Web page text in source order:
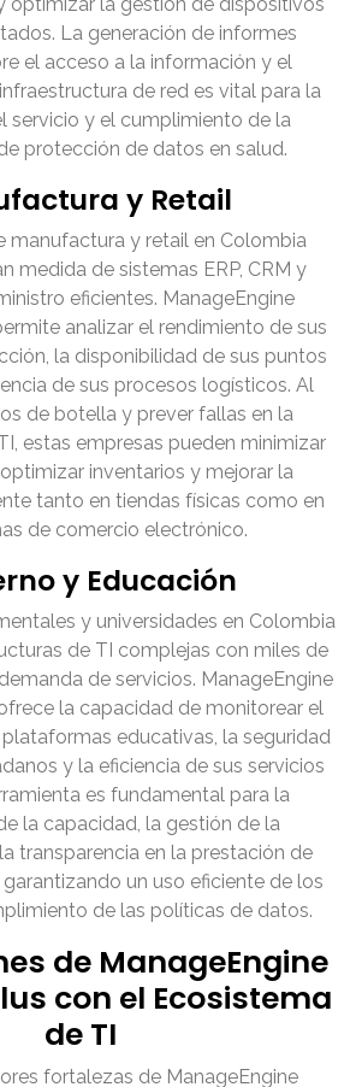
La generación de informes
el acceso a la información y el
de red es vital para la
servicio y el cumplimiento de la
protección de datos en salud.
y Retail
manufactura y retail en Colombia
medida de sistemas ERP, CRM y
eficientes. ManageEngine
analizar el rendimiento de sus
la disponibilidad de sus puntos
de sus procesos logísticos. Al
de botella y prever fallas en la
estas empresas pueden minimizar
inventarios y mejorar la
tanto en tiendas físicas como en
de comercio electrónico.
y Educación
y universidades en Colombia
de TI complejas con miles de
de servicios. ManageEngine
la capacidad de monitorear el
educativas, la seguridad
y la eficiencia de sus servicios
es fundamental para la
la capacidad, la gestión de la
transparencia en la prestación de
un uso eficiente de los
de las políticas de datos.
de ManageEngine
con el Ecosistema
de TI
fortalezas de ManageEngine